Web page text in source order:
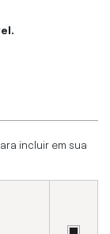
incluir em sua